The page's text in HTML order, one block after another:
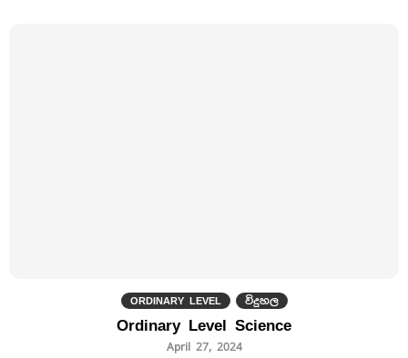
ORDINARY LEVEL විදුහල
Ordinary Level Science
April 27, 2024